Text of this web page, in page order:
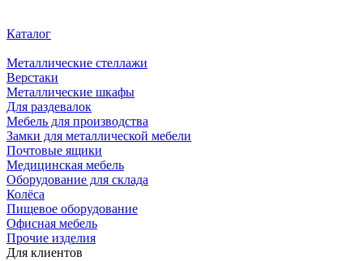
Каталог
Металлические стеллажи
Верстаки
Металлические шкафы
Для раздевалок
Мебель для производства
Замки для металлической мебели
Почтовые ящики
Медицинская мебель
Оборудование для склада
Колёса
Пищевое оборудование
Офисная мебель
Прочие изделия
Для клиентов